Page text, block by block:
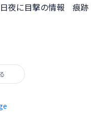
夜に目撃の情報 痕跡